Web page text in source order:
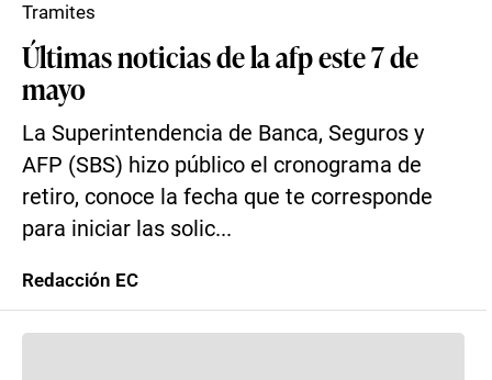
Últimas noticias de la afp este 7 de
mayo
La Superintendencia de Banca, Seguros y
AFP (SBS) hizo público el cronograma de
retiro, conoce la fecha que te corresponde
para iniciar las solic...
Tramites
Redacción EC